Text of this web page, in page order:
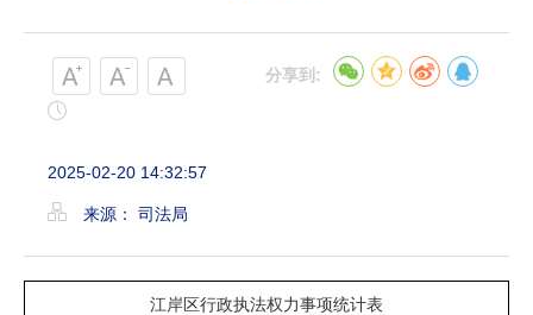
分享到:
2025-02-20 14:32:57
来源： 司法局
江岸区行政执法权力事项统计表